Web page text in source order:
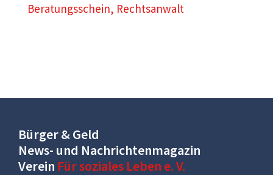
Beratungsschein, Rechtsanwalt
Bürger & Geld
News- und Nachrichtenmagazin
Verein Für soziales Leben e. V.